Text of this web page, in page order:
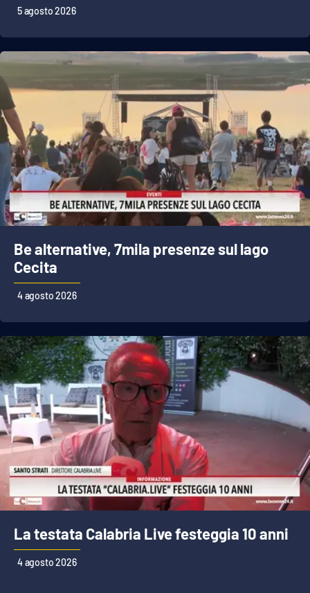
Buona Sanità Calabria
LA
CALABRIAVISIONE
Destinazioni
Eventi
Food
Storie
LAC
NETWORK
Lacplay.it
Lactv.it
Laconair.it
Lacitymag.it
Lacapitalenews.it
Ilreggino.it
Cosenzachannel.it
Ilvibonese.it
Catanzarochannel.it
5 agosto 2026
Be alternative, 7mila presenze sul lago
Cecita
4 agosto 2026
La testata Calabria Live festeggia 10 anni
4 agosto 2026